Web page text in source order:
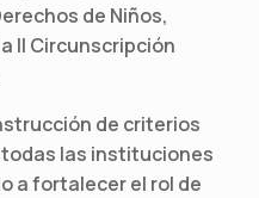
de Niños,
II Circunscripción
de criterios
las instituciones
a fortalecer el rol de